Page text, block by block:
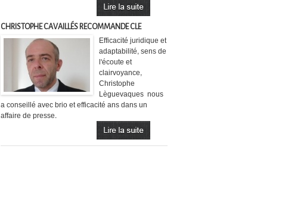
CHRISTOPHE CAVAILLÉS RECOMMANDE CLE
Efficacité juridique et
adaptabilité, sens de
l'écoute et
clairvoyance,
Christophe
Lèguevaques nous
a conseillé avec brio et efficacité ans dans un
affaire de presse.